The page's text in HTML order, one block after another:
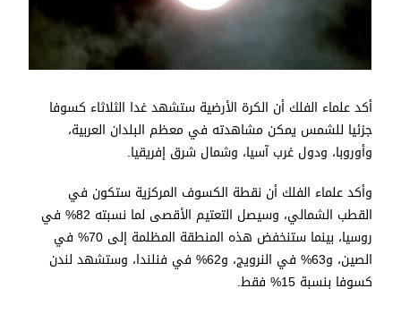
أكد علماء الفلك أن الكرة الأرضية ستشهد غدا الثلاثاء كسوفا
جزئيا للشمس يمكن مشاهدته في معظم البلدان العربية،
وأوروبا، ودول غرب آسيا، وشمال شرق إفريقيا.
وأكد علماء الفلك أن نقطة الكسوف المركزية ستكون في
القطب الشمالي، وسيصل التعتيم الأقصى لما نسبته 82% في
روسيا، بينما ستنخفض هذه المنطقة المظلمة إلى 70% في
الصين، و63% في النرويج، و62% في فنلندا، وستشهد لندن
كسوفا بنسبة 15% فقط.